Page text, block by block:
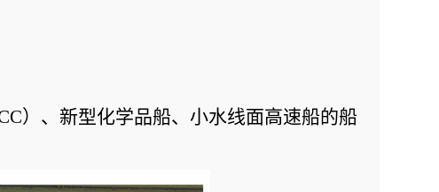
）、新型化学品船、小水线面高速船的船